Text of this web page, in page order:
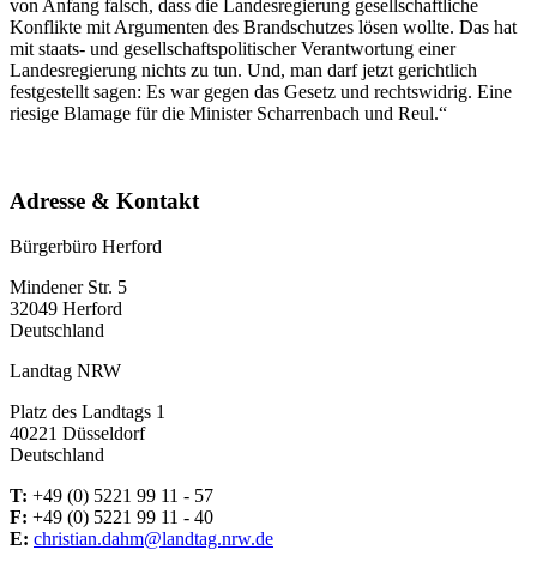
von Anfang falsch, dass die Landesregierung gesellschaftliche
Konflikte mit Argumenten des Brandschutzes lösen wollte. Das hat
mit staats- und gesellschaftspolitischer Verantwortung einer
Landesregierung nichts zu tun. Und, man darf jetzt gerichtlich
festgestellt sagen: Es war gegen das Gesetz und rechtswidrig. Eine
riesige Blamage für die Minister Scharrenbach und Reul.“
Adresse & Kontakt
Bürgerbüro Herford
Mindener Str. 5
32049 Herford
Deutschland
Landtag NRW
Platz des Landtags 1
40221 Düsseldorf
Deutschland
T: +49 (0) 5221 99 11 - 57
F: +49 (0) 5221 99 11 - 40
E: christian.dahm@landtag.nrw.de